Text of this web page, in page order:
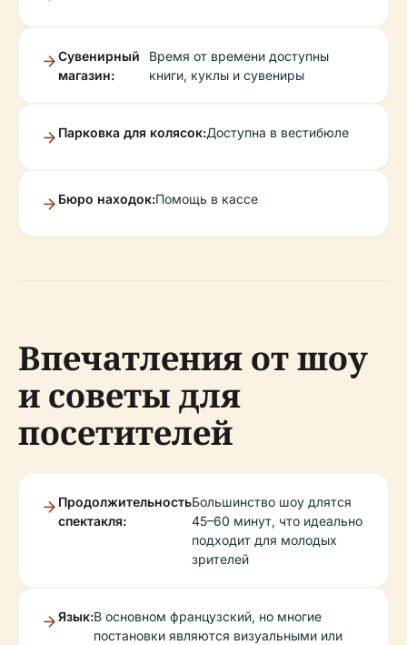
Сувенирный
магазин:
Время от времени доступны
книги, куклы и сувениры
Парковка для колясок:Доступна в вестибюле
Бюро находок:Помощь в кассе
Впечатления от шоу
и советы для
посетителей
Продолжительность
спектакля:
Большинство шоу длятся
45–60 минут, что идеально
подходит для молодых
зрителей
Язык:В основном французский, но многие
постановки являются визуальными или